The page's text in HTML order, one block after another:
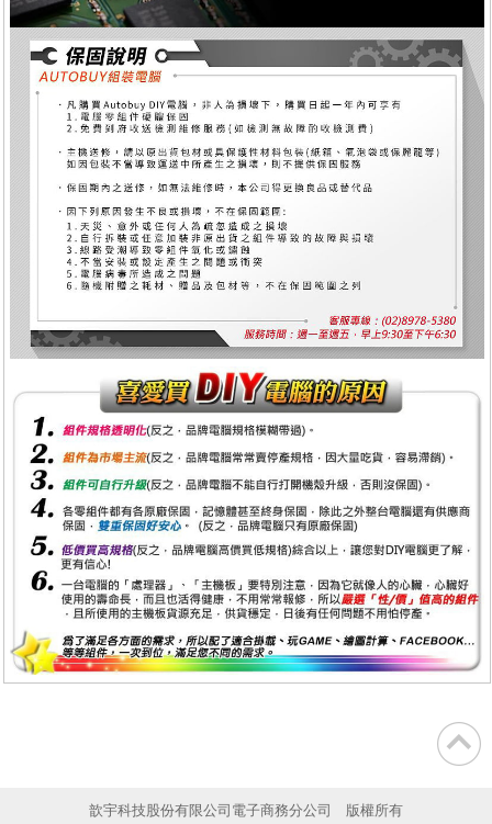
歆宇科技股份有限公司電子商務分公司 版權所有